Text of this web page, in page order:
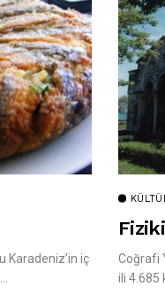
Karadeniz’in iç
Coğrafi
ili 4.685